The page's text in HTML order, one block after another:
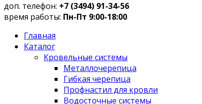
доп. телефон: +7 (3494) 91-34-56
время работы: Пн-Пт 9:00-18:00
Главная
Каталог
Кровельные системы
Металлочерепица
Гибкая черепица
Профнастил для кровли
Водосточные системы